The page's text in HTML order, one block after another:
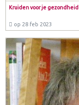
Kruiden voor je gezondheid
op 28 feb 2023